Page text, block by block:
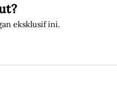
eksklusif ini.